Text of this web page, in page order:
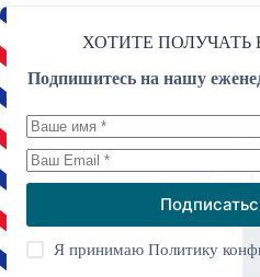
ХОТИТЕ ПОЛУЧАТЬ
Подпишитесь на нашу
Я принимаюПолитику